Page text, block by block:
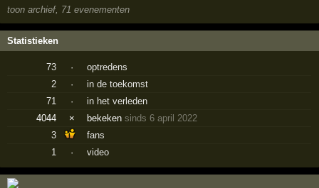
toon archief, 71 evenementen
Statistieken
73 ·
optredens
2
·
in de toekomst
71
·
in het verleden
4044
× bekekensinds 6 april 2022
3
fans
1
· video